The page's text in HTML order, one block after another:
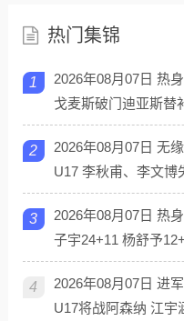
热门集锦
1
2026年08月07日 热
戈麦斯破门迪亚斯替
2
2026年08月07日 无
U17 李秋甫、李文博
3
2026年08月07日 热
子宇24+11 杨舒予
4
2026年08月07日 进
U17将战阿森纳 江宇